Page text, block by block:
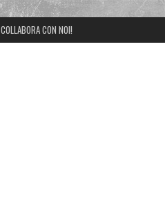
COLLABORA CON NOI!